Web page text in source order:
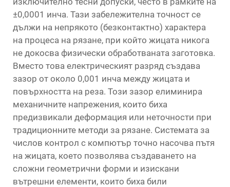
±0,0001 инча. Тази забележителна точност се
дължи на непрякото (безконтактно) характера
на процеса на рязане, при който жицата никога
не докосва физически обработваната заготовка.
Вместо това електрическият разряд създава
зазор от около 0,001 инча между жицата и
повърхността на реза. Този зазор елиминира
механичните напрежения, които биха
предизвикали деформация или неточности при
традиционните методи за рязане. Системата за
числов контрол с компютър точно насочва пътя
на жицата, което позволява създаването на
сложни геометрични форми и изискани
вътрешни елементи, които биха били